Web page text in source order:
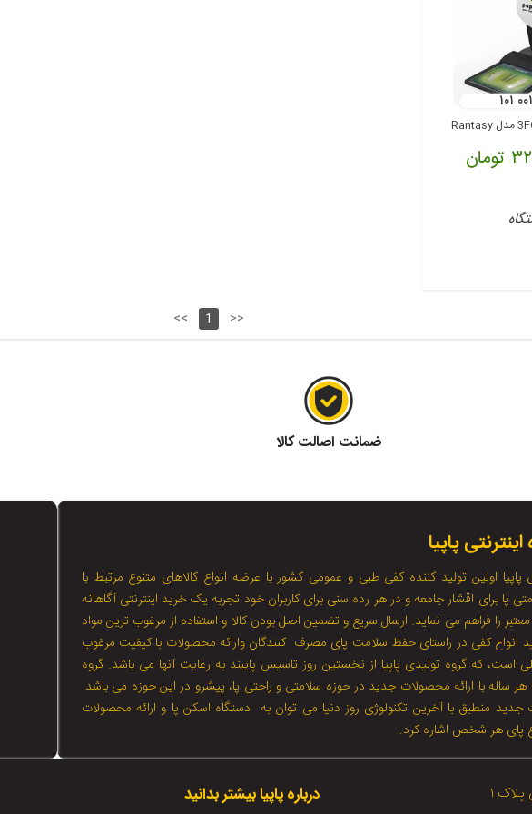
۰۰۲
<< 1 >>
ضمانت اصالت کالا
پاپیا
پاپیا اولین تولید کننده کفی طبی و عمومی کشور با عرضه انواع کالاهای متنوع مرتبط با
پا برای اقشار جامعه و در هر رده سنی برای کاربران خود تجربه یک خرید اینترنتی آگاهانه
را فراهم می نماید. ارسال سریع و تضمین اصل بودن کالا و استفاده از مرغوب ترین مواد
انواع کفی در راستای حفظ سلامت پای مصرف کنندگان وارائه محصولات با کیفیت مرغوب
است، که گروه تولیدی پاپیا از نخستین روز تاسیس پایبند به رعایت آنها می باشد. گروه
هر ساله با ارائه محصولات جدید در حوزه سلامتی و راحتی پا، پیشرو در این حوزه می باشد.
جدید منطبق با آخرین تکنولوژی روز دنیا می توان به دستگاه اسکن پا و ارائه محصولات
پای هر شخص اشاره کرد.
۱
درباره پاپیا بیشتر بدانید